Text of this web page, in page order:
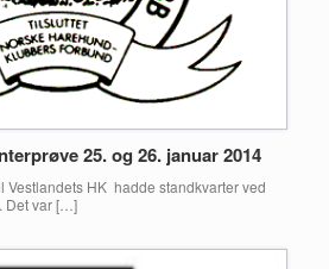
25. og 26. januar 2014
Vestlandets HK hadde standkvarter ved
Det var […]